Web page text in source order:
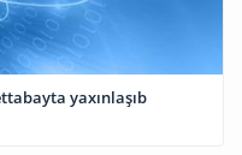
yaxınlaşıb